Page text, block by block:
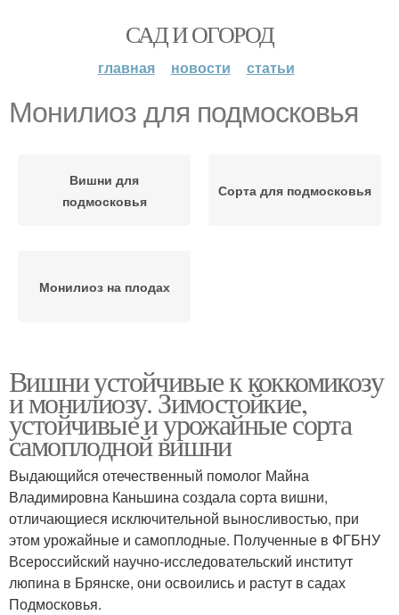
САД И ОГОРОД
главная новости статьи
Монилиоз для подмосковья
Вишни для
подмосковья
Сорта для подмосковья
Монилиоз на плодах
Вишни устойчивые к коккомикозу
и монилиозу. Зимостойкие,
устойчивые и урожайные сорта
самоплодной вишни
Выдающийся отечественный помолог Майна
Владимировна Каньшина создала сорта вишни,
отличающиеся исключительной выносливостью, при
этом урожайные и самоплодные. Полученные в ФГБНУ
Всероссийский научно-исследовательский институт
люпина в Брянске, они освоились и растут в садах
Подмосковья.